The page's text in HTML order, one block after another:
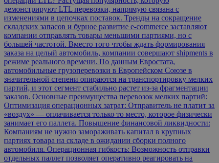
демонстрируют LTL перевозки, напрямую связана с
изменениями в цепочках поставок. Тренды на сокращение
складских запасов и бурное развитие e-commerce заставляют
компании отправлять товары меньшими партиями, но с
большей частотой. Вместо того чтобы ждать формирования
заказа на целый автомобиль, компании совершают shipments в
режиме реального времени. По данным Евростата,
автомобильные грузоперевозки в Европейском Союзе в
значительной степени опираются на транспортировку мелких
партий, и этот сегмент стабильно растет из-за фрагментации
заказов. Основные преимущества перевозок мелких партий:
Оптимизация операционных затрат: Отправитель не платит за
«воздух» — оплачивается только то место, которое физически
занимает его паллета. Повышение финансовой ликвидности:
Компаниям не нужно замораживать капитал в крупных
партиях товара на складе в ожидании сборки полного
автомобиля. Операционная гибкость: Возможность отправки
отдельных паллет позволяет оперативно реагировать на